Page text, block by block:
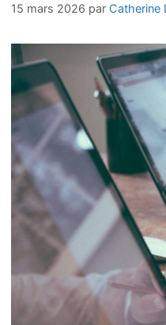
15 mars 2026 par Catherine